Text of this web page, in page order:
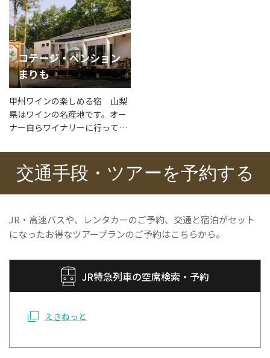
コテージ・ペンション
まりも
甲州ワインの楽しめる宿 山梨
県はワインの名産地です。オー
ナー自らワイナリーに行って揃
ています
交通手段・ツアーを予約する
JR・高速バスや、レンタカーのご予約、交通と宿泊がセット
になったお得なツアープランのご予約はこちらから。
JR特急列車の空席検索・予約
えきねっと